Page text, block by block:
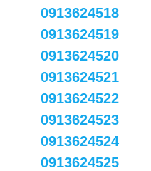
0913624518
0913624519
0913624520
0913624521
0913624522
0913624523
0913624524
0913624525